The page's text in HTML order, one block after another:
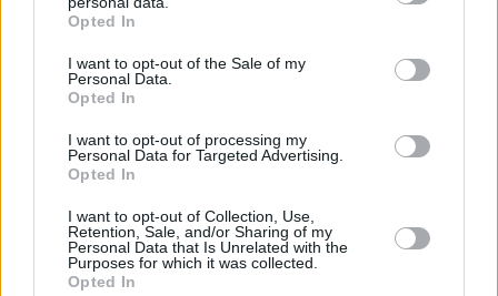
grant or deny consent to Google and its third-party tags to
use your data for below specified purposes in below Google
consent section.
Opted In
I want to opt-out of the Sale of my
Personal Data.
Opted In
I want to opt-out of processing my
Personal Data for Targeted Advertising.
Opted In
I want to opt-out of Collection, Use,
Retention, Sale, and/or Sharing of my
Personal Data that Is Unrelated with the
Purposes for which it was collected.
Opted In
Οι τρεις λόγοι που ο Κυριάκος
Μητσοτάκης πάει τις κάλπες για Μάιο